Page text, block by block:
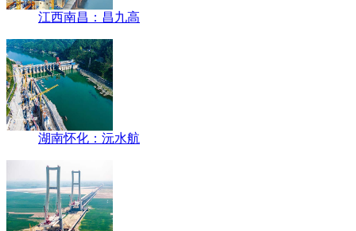
江西南昌：昌九高
湖南怀化：沅水航